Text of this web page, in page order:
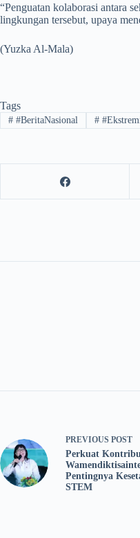
“Penguatan kolaborasi antara
lingkungan tersebut, upaya
(Yuzka Al-Mala)
Tags
##BeritaNasional #
PREVIOUS POST
Perkuat
Pentingnya
STEM